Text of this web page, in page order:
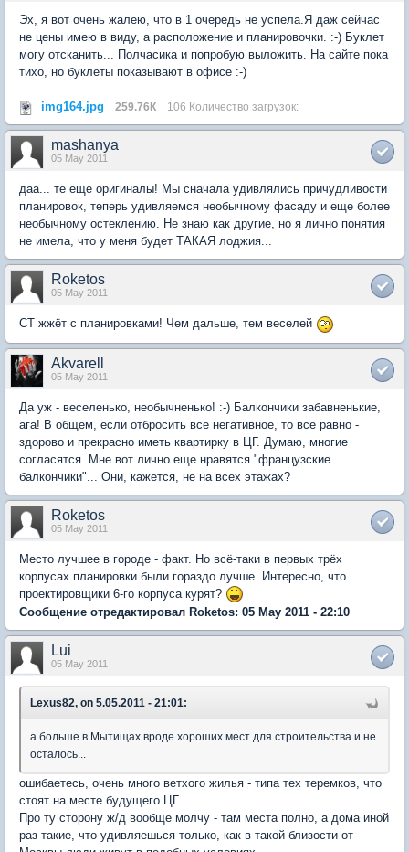
Эх, я вот очень жалею, что в 1 очередь не успела.Я даж сейчас
не цены имею в виду, а расположение и планировочки. :-) Буклет
могу отсканить... Полчасика и попробую выложить. На сайте пока
тихо, но буклеты показывают в офисе :-)
img164.jpg 259.76К 106 Количество загрузок:
mashanya
05 May 2011
даа... те еще оригиналы! Мы сначала удивлялись причудливости
планировок, теперь удивляемся необычному фасаду и еще более
необычному остеклению. Не знаю как другие, но я лично понятия
не имела, что у меня будет ТАКАЯ лоджия...
Roketos
05 May 2011
СТ жжёт с планировками! Чем дальше, тем веселей
Akvarell
05 May 2011
Да уж - веселенько, необычненько! :-) Балкончики забавненькие,
ага! В общем, если отбросить все негативное, то все равно -
здорово и прекрасно иметь квартирку в ЦГ. Думаю, многие
согласятся. Мне вот лично еще нравятся "французские
балкончики"... Они, кажется, не на всех этажах?
Roketos
05 May 2011
Место лучшее в городе - факт. Но всё-таки в первых трёх
корпусах планировки были гораздо лучше. Интересно, что
проектировщики 6-го корпуса курят?
Сообщение отредактировал Roketos: 05 May 2011 - 22:10
Lui
05 May 2011
Lexus82, on 5.05.2011 - 21:01:
а больше в Мытищах вроде хороших мест для строительства и не
осталось...
ошибаетесь, очень много ветхого жилья - типа тех теремков, что
стоят на месте будущего ЦГ.
Про ту сторону ж/д вообще молчу - там места полно, а дома иной
раз такие, что удивляешься только, как в такой близости от